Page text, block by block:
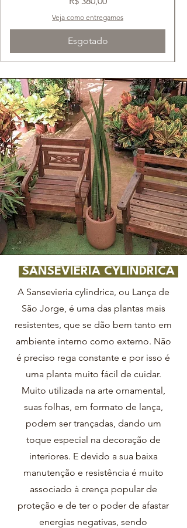
Veja como entregamos
Esgotado
SANSEVIERIA CYLINDRICA
A Sansevieria cylindrica, ou Lança de
São Jorge, é uma das plantas mais
resistentes, que se dão bem tanto em
ambiente interno como externo. Não
é preciso rega constante e por isso é
uma planta muito fácil de cuidar.
Muito utilizada na arte ornamental,
suas folhas, em formato de lança,
podem ser trançadas, dando um
toque especial na decoração de
interiores. E devido a sua baixa
manutenção e resistência é muito
associado à crença popular de
proteção e de ter o poder de afastar
energias negativas, sendo